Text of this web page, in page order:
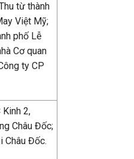
từ thành
Việt Mỹ;
phố Lễ
Cơ quan
ty CP
2,
Châu Đốc;
Châu Đốc.